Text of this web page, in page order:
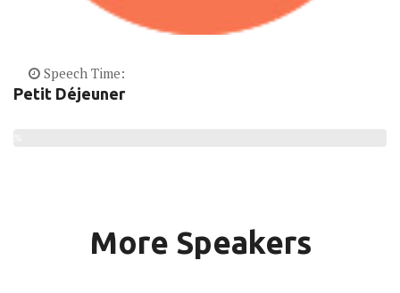
Speech Time:
Petit Déjeuner
More Speakers